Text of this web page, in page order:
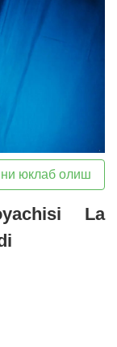
юклаб олиш
La